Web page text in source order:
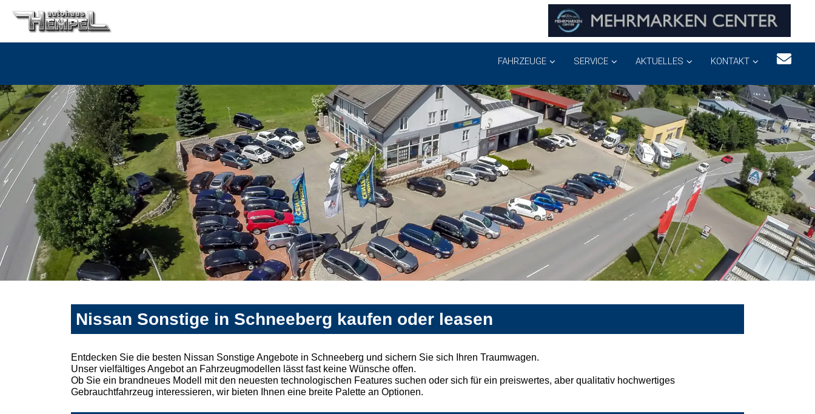
FAHRZEUGE SERVICE AKTUELLES KONTAKT
Nissan Sonstige in Schneeberg kaufen oder leasen
Entdecken Sie die besten Nissan Sonstige Angebote in Schneeberg und sichern Sie sich Ihren Traumwagen.
Unser vielfältiges Angebot an Fahrzeugmodellen lässt fast keine Wünsche offen.
Ob Sie ein brandneues Modell mit den neuesten technologischen Features suchen oder sich für ein preiswertes, aber qualitativ hochwertiges
Gebrauchtfahrzeug interessieren, wir bieten Ihnen eine breite Palette an Optionen.